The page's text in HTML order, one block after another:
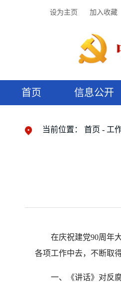
设为主页 加入收藏
首页 信息公开
当前位置： 首页 工
在庆祝建党90周年大
各项工作中去，不断取
一、《讲话》对反腐